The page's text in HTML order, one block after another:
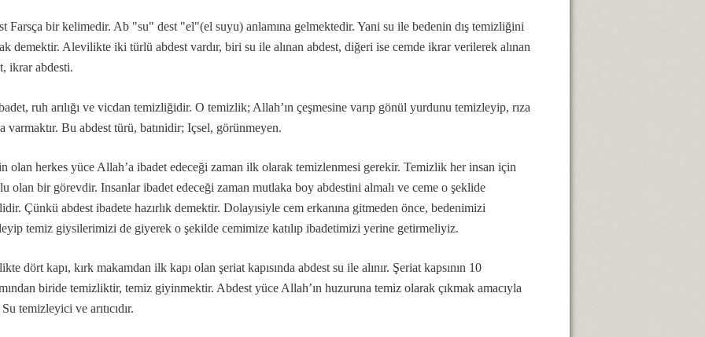
deyimi üzerine…
gelindi?
Farsça bir kelimedir. Ab "su" dest "el"(el suyu) anlamına gelmektedir. Yani su ile bedenin dış temizliğini
demektir. Alevilikte iki türlü abdest vardır, biri su ile alınan abdest, diğeri ise cemde ikrar verilerek alınan
ikrar abdesti.
ruh arılığı ve vicdan temizliğidir. O temizlik; Allah’ın çeşmesine varıp gönül yurdunu temizleyip, rıza
varmaktır. Bu abdest türü, batınidir; Içsel, görünmeyen.
olan herkes yüce Allah’a ibadet edeceği zaman ilk olarak temizlenmesi gerekir. Temizlik her insan için
olan bir görevdir. Insanlar ibadet edeceği zaman mutlaka boy abdestini almalı ve ceme o şeklide
Çünkü abdest ibadete hazırlık demektir. Dolayısiyle cem erkanına gitmeden önce, bedenimizi
temiz giysilerimizi de giyerek o şekilde cemimize katılıp ibadetimizi yerine getirmeliyiz.
dört kapı, kırk makamdan ilk kapı olan şeriat kapısında abdest su ile alınır. Şeriat kapsının 10
biride temizliktir, temiz giyinmektir. Abdest yüce Allah’ın huzuruna temiz olarak çıkmak amacıyla
Su temizleyici ve arıtıcıdır.